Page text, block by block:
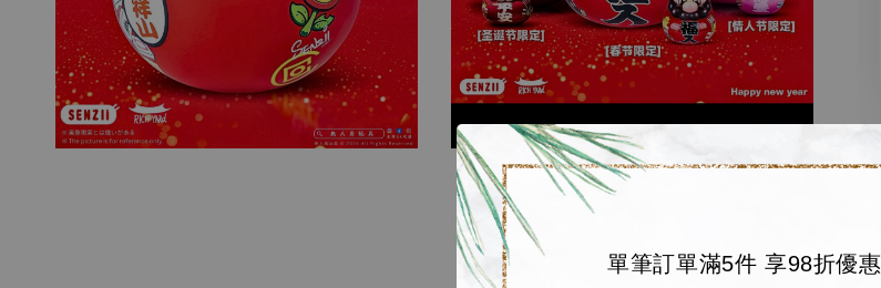
單筆訂單滿5件 享98折優惠